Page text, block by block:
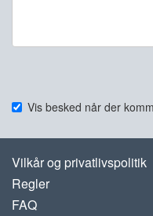
Vis besked når der
Vilkår og privatlivspolitik
Regler
FAQ